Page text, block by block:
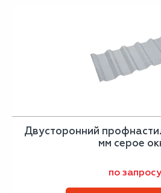
Двусторонний
мм серое
по запросу